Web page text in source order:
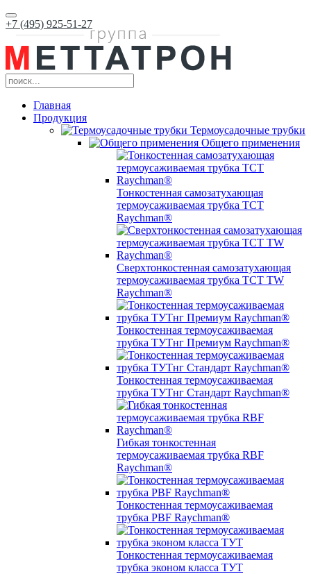
+7 (495) 925-51-27
Главная
Продукция
Термоусадочные трубки
Общего применения
Тонкостенная самозатухающая
термоусаживаемая трубка ТCT
Raychman®
Сверхтонкостенная самозатухающая
термоусаживаемая трубка ТCT TW
Raychman®
Тонкостенная термоусаживаемая
трубка ТУТнг Премиум Raychman®
Тонкостенная термоусаживаемая
трубка ТУТнг Стандарт Raychman®
Гибкая тонкостенная
термоусаживаемая трубка RBF
Raychman®
Тонкостенная термоусаживаемая
трубка PBF Raychman®
Тонкостенная термоусаживаемая
трубка эконом класса ТУТ